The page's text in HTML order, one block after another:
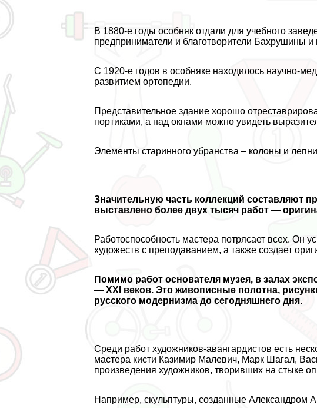
В 1880-е годы особняк отдали для учебного
предприниматели и благотворители Бахрушины
С 1920-е годов в особняке находилось научно-
развитием ортопедии.
Представительное здание хорошо
портиками, а над окнами можно увидеть
Элементы старинного убранства – колоны и
Значительную часть коллекций составляют
выставлено более двух тысяч работ —
Работоспособность мастера потрясает всех. Он
художеств с преподаванием, а также создает
Помимо работ основателя музея, в залах
— XXI веков. Это живописные полотна,
русского модернизма до сегодняшнего дня.
Среди работ художников-авангардистов есть
мастера кисти Казимир Малевич, Марк Шагал,
произведения художников, творивших на стыке
Например, скульптуры, созданные Александром